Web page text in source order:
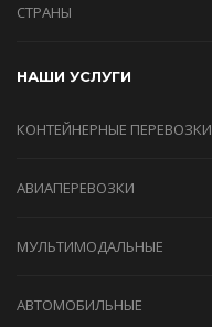
СТРАНЫ
НАШИ УСЛУГИ
КОНТЕЙНЕРНЫЕ ПЕРЕВОЗКИ
АВИАПЕРЕВОЗКИ
МУЛЬТИМОДАЛЬНЫЕ
АВТОМОБИЛЬНЫЕ